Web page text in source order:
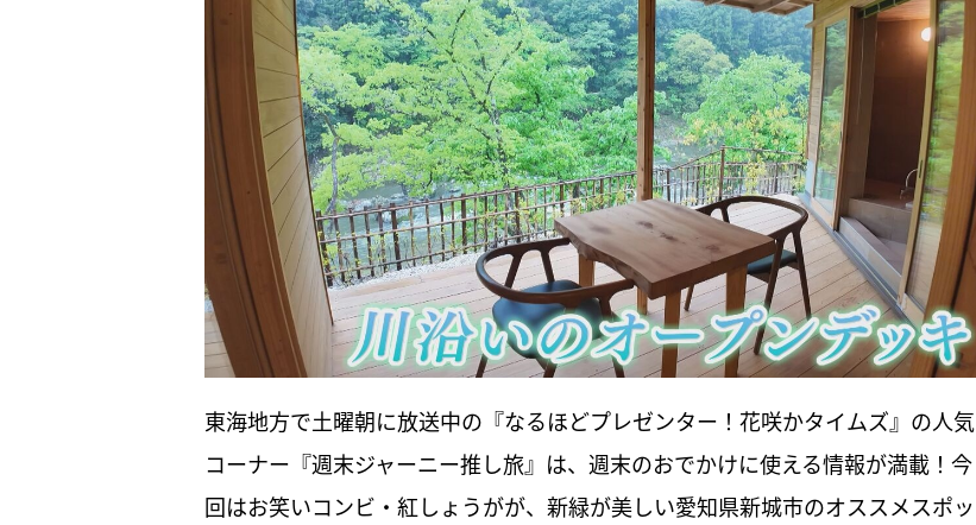
東海地方で土曜朝に放送中の『なるほどプレゼンター！花咲かタイムズ』の人気
コーナー『週末ジャーニー推し旅』は、週末のおでかけに使える情報が満載！今
回はお笑いコンビ・紅しょうがが、新緑が美しい愛知県新城市のオススメスポッ